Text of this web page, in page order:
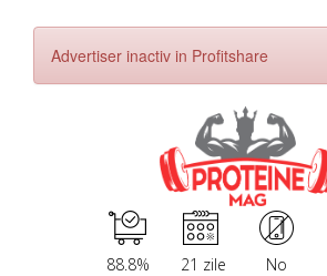
Advertiser inactiv in Profitshare
88.8% 21 zile No